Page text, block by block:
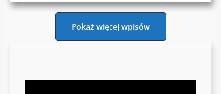
Pokaż więcej wpisów